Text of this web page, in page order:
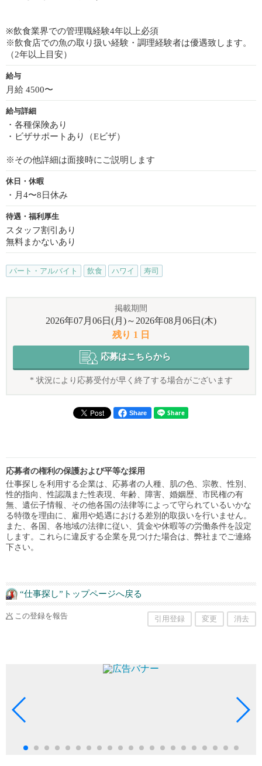
※飲食業界での管理職経験4年以上必須
※飲食店での魚の取り扱い経験・調理経験者は優遇致します。
（2年以上目安）
給与
月給 4500〜
給与詳細
・各種保険あり
・ビザサポートあり（Eビザ）
※その他詳細は面接時にご説明します
休日・休暇
・月4〜8日休み
待遇・福利厚生
スタッフ割引あり
無料まかないあり
パート・アルバイト 飲食 ハワイ 寿司
掲載期間
2026年07月06日(月)～2026年08月06日(木)
残り 1 日
応募はこちらから
* 状況により応募受付が早く終了する場合がございます
Share
応募者の権利の保護および平等な採用
仕事探しを利用する企業は、応募者の人種、肌の色、宗教、性別、
性的指向、性認識また性表現、年齢、障害、婚姻歴、市民権の有
無、遺伝子情報、その他各国の法律等によって守られているいかな
る特徴を理由に、雇用や処遇における差別的取扱いを行いません。
また、各国、各地域の法律に従い、賃金や休暇等の労働条件を設定
します。これらに違反する企業を見つけた場合は、弊社までご連絡
下さい。
“仕事探し”トップページへ戻る
この登録を報告 引用登録 変更 消去